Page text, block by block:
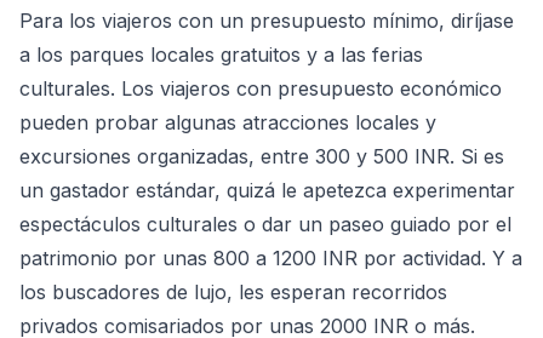
Para los viajeros con un presupuesto mínimo, diríjase
a los parques locales gratuitos y a las ferias
culturales. Los viajeros con presupuesto económico
pueden probar algunas atracciones locales y
excursiones organizadas, entre 300 y 500 INR. Si es
un gastador estándar, quizá le apetezca experimentar
espectáculos culturales o dar un paseo guiado por el
patrimonio por unas 800 a 1200 INR por actividad. Y a
los buscadores de lujo, les esperan recorridos
privados comisariados por unas 2000 INR o más.